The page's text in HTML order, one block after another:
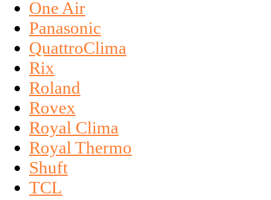
One Air
Panasonic
QuattroClima
Rix
Roland
Rovex
Royal Clima
Royal Thermo
Shuft
TCL